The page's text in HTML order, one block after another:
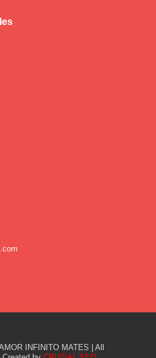
INFINITO MATES | All